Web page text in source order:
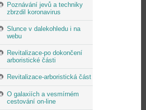
Poznávání jevů a techniky
zbrzdil koronavirus
Slunce v dalekohledu i na
webu
Revitalizace-po dokončení
arboristické části
Revitalizace-arboristická část
O galaxiích a vesmírném
cestování on-line